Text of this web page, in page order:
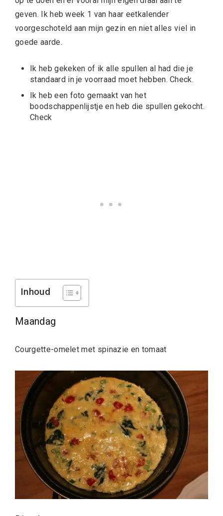
geven. Ik heb week 1 van haar eetkalender
voorgeschoteld aan mijn gezin en niet alles viel in
goede aarde.
Ik heb gekeken of ik alle spullen al had die je
standaard in je voorraad moet hebben. Check.
Ik heb een foto gemaakt van het
boodschappenlijstje en heb die spullen gekocht.
Check
Inhoud
Maandag
Courgette-omelet met spinazie en tomaat